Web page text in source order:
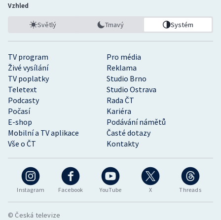
Instagram Facebook YouTube X Threads
TV program
Pro média
Živé vysílání
Reklama
TV poplatky
Studio Brno
Teletext
Studio Ostrava
Podcasty
Rada ČT
Počasí
Kariéra
E-shop
Podávání námětů
Mobilní a TV aplikace
Časté dotazy
Vše o ČT
Kontakty
Vzhled
Světlý Tmavý Systém
© Česká televize